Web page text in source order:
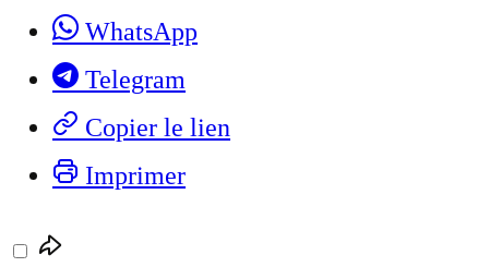
WhatsApp
Telegram
Copier le lien
Imprimer